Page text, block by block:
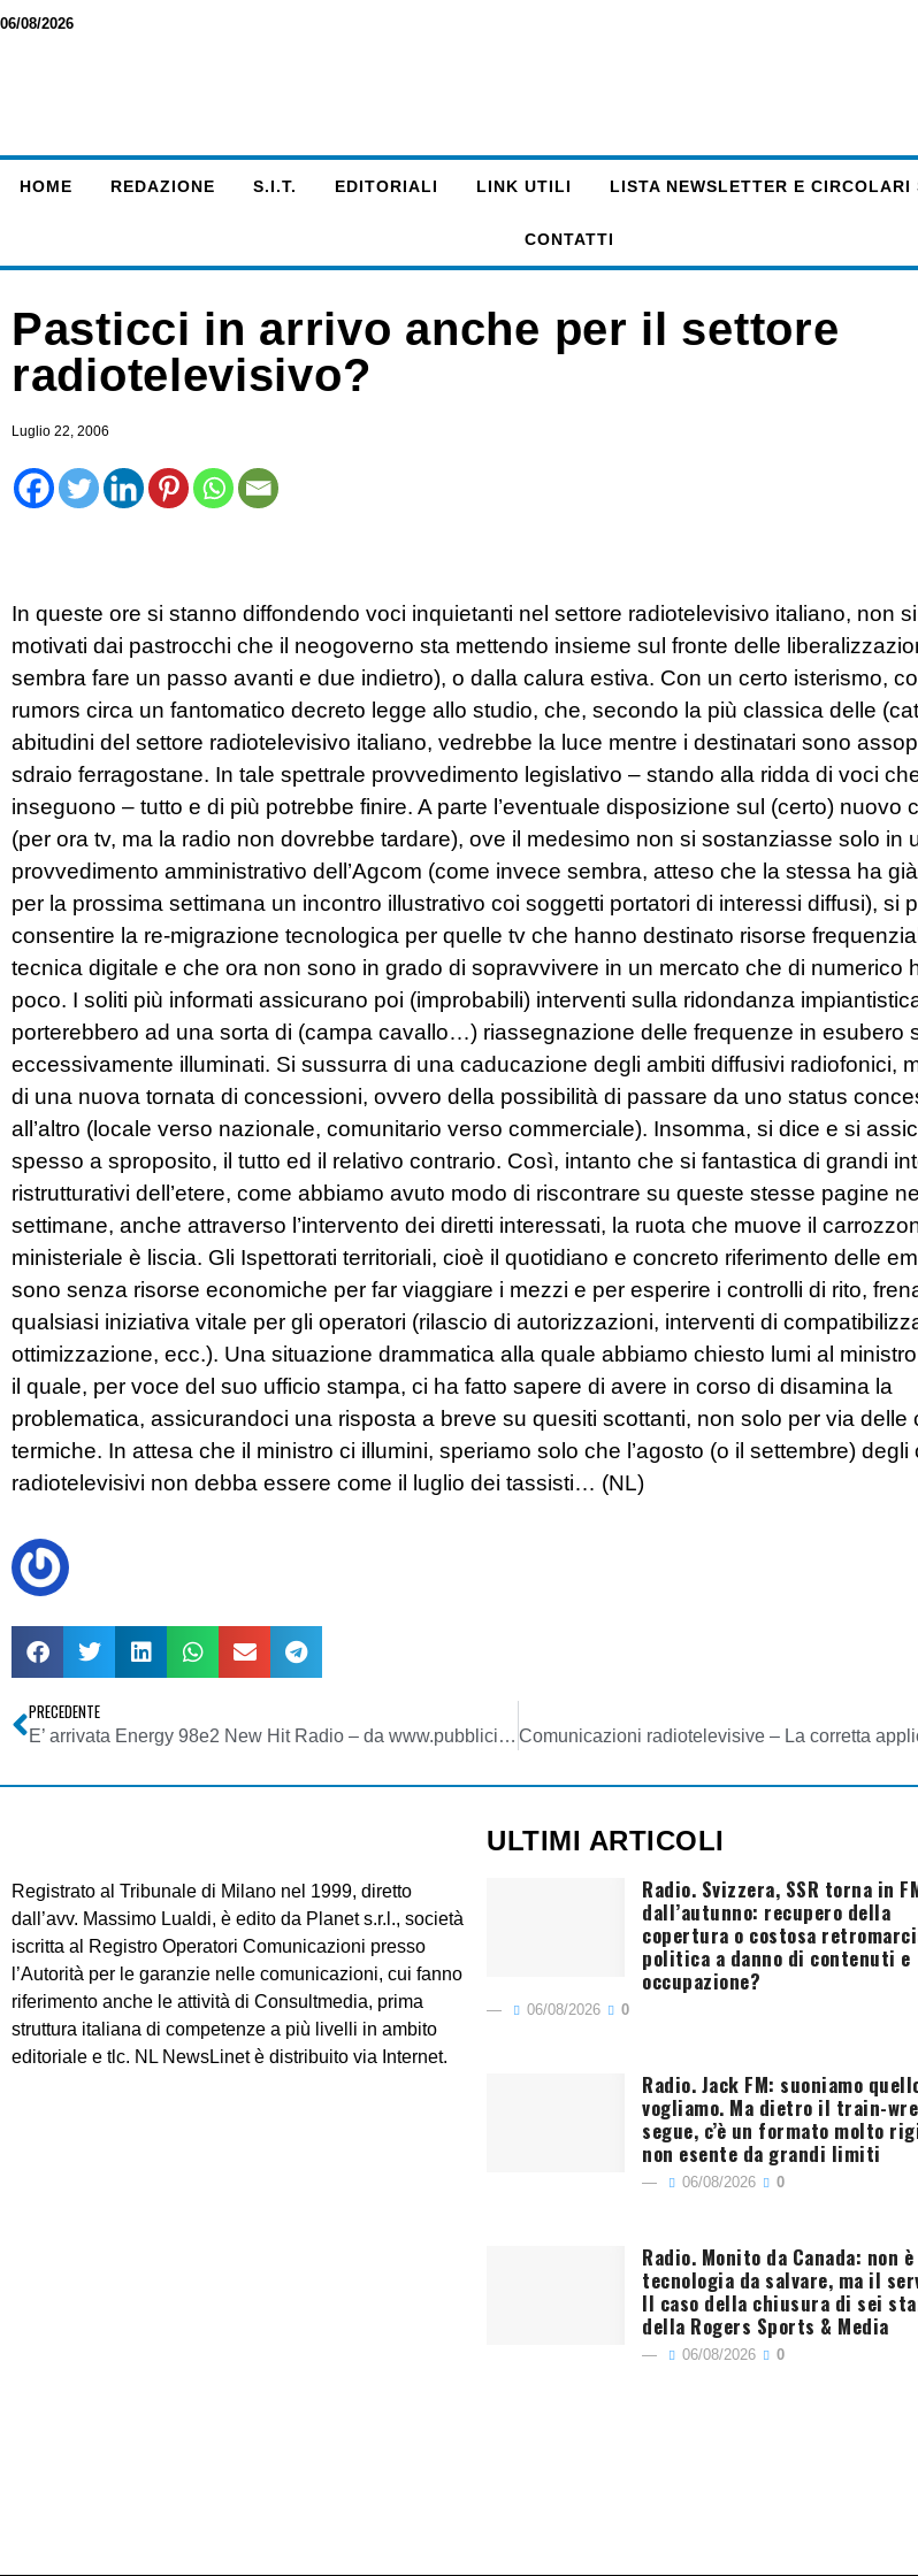
06/08/2026
HOME REDAZIONE S.I.T. EDITORIALI LINK UTILI LISTA NEWSLETTER E CIRCOLARI
CONTATTI
Pasticci in arrivo anche per il settore
radiotelevisivo?
Luglio 22, 2006
In queste ore si stanno diffondendo voci inquietanti nel settore radiotelevisivo italiano, non
motivati dai pastrocchi che il neogoverno sta mettendo insieme sul fronte delle
sembra fare un passo avanti e due indietro), o dalla calura estiva. Con un certo isterismo,
rumors circa un fantomatico decreto legge allo studio, che, secondo la più classica delle
abitudini del settore radiotelevisivo italiano, vedrebbe la luce mentre i destinatari sono
sdraio ferragostane. In tale spettrale provvedimento legislativo – stando alla ridda di voci
inseguono – tutto e di più potrebbe finire. A parte l’eventuale disposizione sul (certo) nuovo
(per ora tv, ma la radio non dovrebbe tardare), ove il medesimo non si sostanziasse solo in
provvedimento amministrativo dell’Agcom (come invece sembra, atteso che la stessa ha
per la prossima settimana un incontro illustrativo coi soggetti portatori di interessi diffusi), si
consentire la re-migrazione tecnologica per quelle tv che hanno destinato risorse
tecnica digitale e che ora non sono in grado di sopravvivere in un mercato che di numerico
poco. I soliti più informati assicurano poi (improbabili) interventi sulla ridondanza
porterebbero ad una sorta di (campa cavallo…) riassegnazione delle frequenze in esubero
eccessivamente illuminati. Si sussurra di una caducazione degli ambiti diffusivi radiofonici,
di una nuova tornata di concessioni, ovvero della possibilità di passare da uno status
all’altro (locale verso nazionale, comunitario verso commerciale). Insomma, si dice e si
spesso a sproposito, il tutto ed il relativo contrario. Così, intanto che si fantastica di grandi
ristrutturativi dell’etere, come abbiamo avuto modo di riscontrare su queste stesse pagine
settimane, anche attraverso l’intervento dei diretti interessati, la ruota che muove il
ministeriale è liscia. Gli Ispettorati territoriali, cioè il quotidiano e concreto riferimento delle
sono senza risorse economiche per far viaggiare i mezzi e per esperire i controlli di rito,
qualsiasi iniziativa vitale per gli operatori (rilascio di autorizzazioni, interventi di
ottimizzazione, ecc.). Una situazione drammatica alla quale abbiamo chiesto lumi al
il quale, per voce del suo ufficio stampa, ci ha fatto sapere di avere in corso di disamina la
problematica, assicurandoci una risposta a breve su quesiti scottanti, non solo per via delle
termiche. In attesa che il ministro ci illumini, speriamo solo che l’agosto (o il settembre) degli
radiotelevisivi non debba essere come il luglio dei tassisti… (NL)
PRECEDENTE
E’ arrivata Energy 98e2 New Hit Radio – da www.pubblicitaitalia.it
Registrato al Tribunale di Milano nel 1999, diretto
dall’avv. Massimo Lualdi, è edito da Planet s.r.l., società
iscritta al Registro Operatori Comunicazioni presso
l’Autorità per le garanzie nelle comunicazioni, cui fanno
riferimento anche le attività di Consultmedia, prima
struttura italiana di competenze a più livelli in ambito
editoriale e tlc. NL NewsLinet è distribuito via Internet.
ULTIMI ARTICOLI
Radio. Svizzera, SSR torna in
dall’autunno: recupero della
copertura o costosa
politica a danno di contenuti e
occupazione?
06/08/2026 0
Radio. Jack FM: suoniamo
vogliamo. Ma dietro il train-
segue, c’è un formato molto
non esente da grandi limiti
06/08/2026 0
Radio. Monito da Canada: non
tecnologia da salvare, ma il
Il caso della chiusura di sei
della Rogers Sports & Media
06/08/2026 0